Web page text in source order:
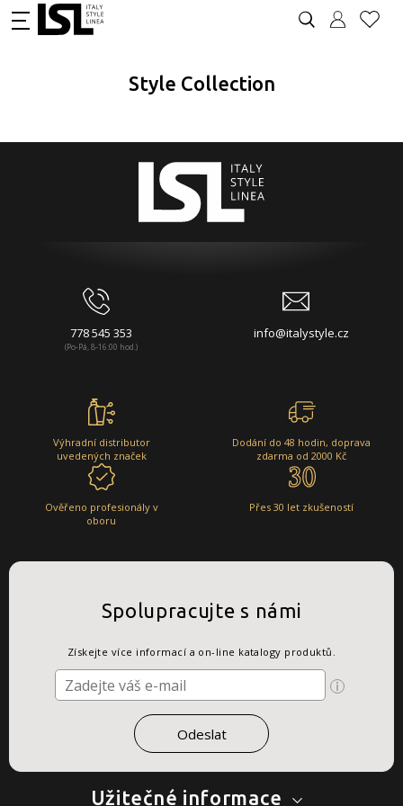
Style Collection
778 545 353
(Po-Pá, 8-16:00 hod.)
info@italystyle.cz
Výhradní distributor
uvedených značek
Dodání do 48 hodin, doprava
zdarma od 2000 Kč
Ověřeno profesionály v
oboru
Přes 30 let zkušeností
Užitečné informace
Spolupracujte s námi
Získejte více informací a on-line katalogy produktů.